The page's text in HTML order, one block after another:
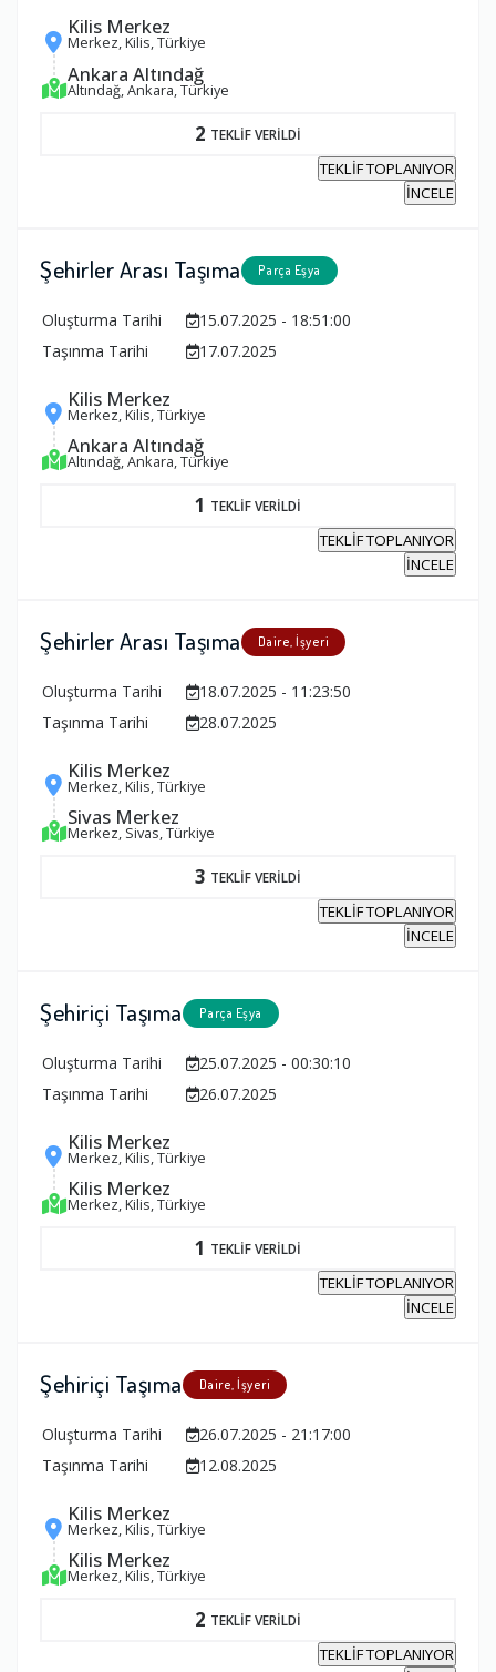
Kilis Merkez
Merkez, Kilis, Türkiye
Ankara Altındağ
Altındağ, Ankara, Türkiye
2 TEKLİF VERİLDİ
TEKLİF TOPLANIYOR
İNCELE
Şehirler Arası Taşıma Parça Eşya
Oluşturma Tarihi
15.07.2025 - 18:51:00
Taşınma Tarihi
17.07.2025
Kilis Merkez
Merkez, Kilis, Türkiye
Ankara Altındağ
Altındağ, Ankara, Türkiye
1 TEKLİF VERİLDİ
TEKLİF TOPLANIYOR
İNCELE
Şehirler Arası Taşıma Daire, İşyeri
Oluşturma Tarihi
18.07.2025 - 11:23:50
Taşınma Tarihi
28.07.2025
Kilis Merkez
Merkez, Kilis, Türkiye
Sivas Merkez
Merkez, Sivas, Türkiye
3 TEKLİF VERİLDİ
TEKLİF TOPLANIYOR
İNCELE
Şehiriçi Taşıma Parça Eşya
Oluşturma Tarihi
25.07.2025 - 00:30:10
Taşınma Tarihi
26.07.2025
Kilis Merkez
Merkez, Kilis, Türkiye
Kilis Merkez
Merkez, Kilis, Türkiye
1 TEKLİF VERİLDİ
TEKLİF TOPLANIYOR
İNCELE
Şehiriçi Taşıma Daire, İşyeri
Oluşturma Tarihi
26.07.2025 - 21:17:00
Taşınma Tarihi
12.08.2025
Kilis Merkez
Merkez, Kilis, Türkiye
Kilis Merkez
Merkez, Kilis, Türkiye
2 TEKLİF VERİLDİ
TEKLİF TOPLANIYOR